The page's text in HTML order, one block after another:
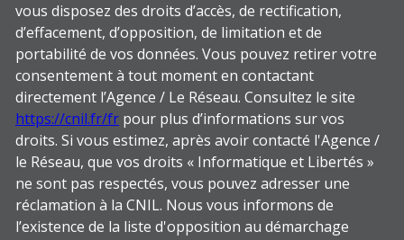
vous disposez des droits d’accès, de rectification,
d’effacement, d’opposition, de limitation et de
portabilité de vos données. Vous pouvez retirer votre
consentement à tout moment en contactant
directement l’Agence / Le Réseau. Consultez le site
https://cnil.fr/fr pour plus d’informations sur vos
droits. Si vous estimez, après avoir contacté l'Agence /
le Réseau, que vos droits « Informatique et Libertés »
ne sont pas respectés, vous pouvez adresser une
réclamation à la CNIL. Nous vous informons de
l’existence de la liste d'opposition au démarchage